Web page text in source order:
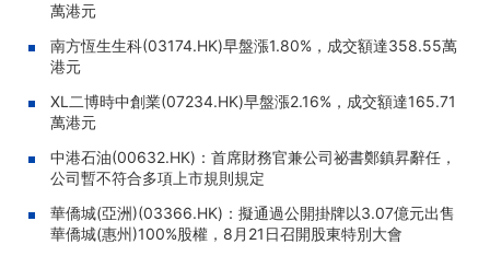
萬港元
南方恆生生科(03174.HK)早盤漲1.80%，成交額達358.55萬
港元
XL二博時中創業(07234.HK)早盤漲2.16%，成交額達165.71
萬港元
中港石油(00632.HK)：首席財務官兼公司祕書鄭鎮昇辭任，
公司暫不符合多項上市規則規定
華僑城(亞洲)(03366.HK)：擬通過公開掛牌以3.07億元出售
華僑城(惠州)100%股權，8月21日召開股東特別大會